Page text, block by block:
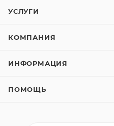
УСЛУГИ
КОМПАНИЯ
ИНФОРМАЦИЯ
ПОМОЩЬ